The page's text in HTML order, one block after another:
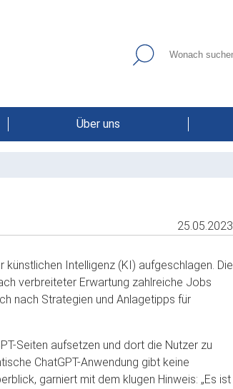
Über uns
25.05.2023
Intelligenz (KI) aufgeschlagen. Die
verbreiteter Erwartung zahlreiche Jobs
nach Strategien und Anlagetipps für
Seiten aufsetzen und dort die Nutzer zu
ChatGPT-Anwendung gibt keine
garniert mit dem klugen Hinweis: „Es ist